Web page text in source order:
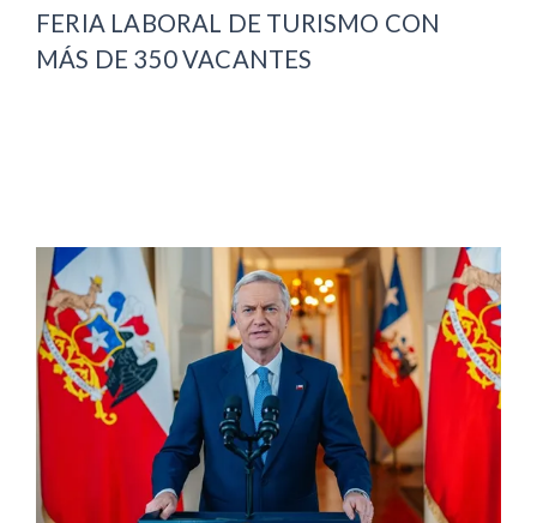
FERIA LABORAL DE TURISMO CON
MÁS DE 350 VACANTES